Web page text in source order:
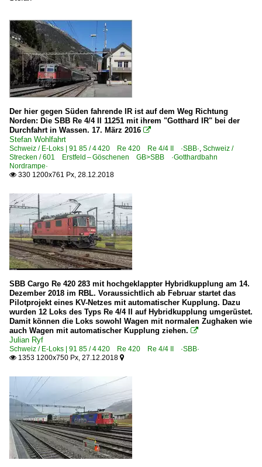
Der hier gegen Süden fahrende IR ist auf dem Weg Richtung
Norden: Die SBB Re 4/4 II 11251 mit ihrem "Gotthard IR" bei der
Durchfahrt in Wassen. 17. März 2016 
Stefan Wohlfahrt
Schweiz / E-Loks | 91 85 / 4 420 Re 420 Re 4/4 II ·SBB·, Schweiz /
Strecken / 601 Erstfeld – Göschenen GB>SBB ·Gotthardbahn
Nordrampe·
 330 1200x761 Px, 28.12.2018
SBB Cargo Re 420 283 mit hochgeklappter Hybridkupplung am 14.
Dezember 2018 im RBL. Voraussichtlich ab Februar startet das
Pilotprojekt eines KV-Netzes mit automatischer Kupplung. Dazu
wurden 12 Loks des Typs Re 4/4 II auf Hybridkupplung umgerüstet.
Damit können die Loks sowohl Wagen mit normalen Zughaken wie
auch Wagen mit automatischer Kupplung ziehen. 
Julian Ryf
Schweiz / E-Loks | 91 85 / 4 420 Re 420 Re 4/4 II ·SBB·
 1353 1200x750 Px, 27.12.2018 